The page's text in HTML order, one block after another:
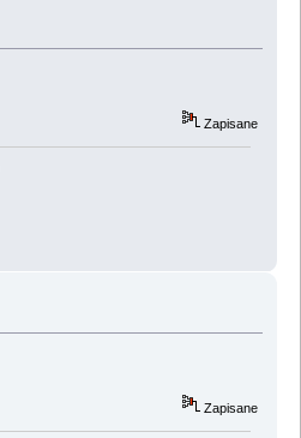
Zapisane
Zapisane